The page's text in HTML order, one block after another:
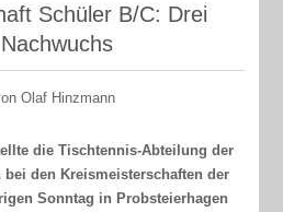
Schüler B/C: Drei
Olaf Hinzmann
die Tischtennis-Abteilung der
den Kreismeisterschaften der
Sonntag in Probsteierhagen